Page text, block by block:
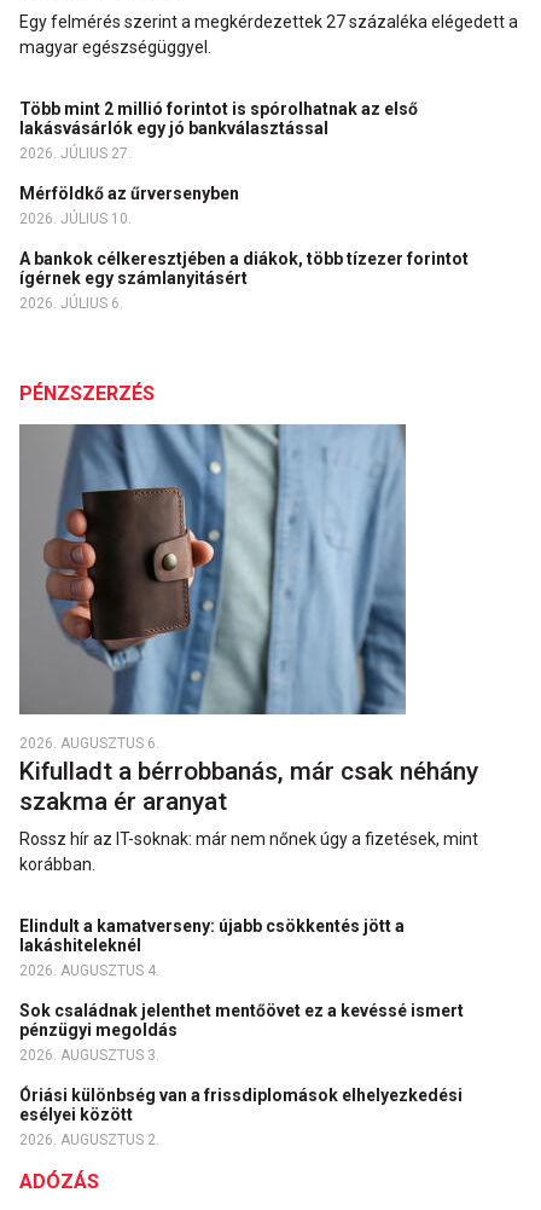
Egy felmérés szerint a megkérdezettek 27 százaléka elégedett a
magyar egészségüggyel.
Több mint 2 millió forintot is spórolhatnak az első
lakásvásárlók egy jó bankválasztással
2026. JÚLIUS 27.
Mérföldkő az űrversenyben
2026. JÚLIUS 10.
A bankok célkeresztjében a diákok, több tízezer forintot
ígérnek egy számlanyitásért
2026. JÚLIUS 6.
PÉNZSZERZÉS
2026. AUGUSZTUS 6.
Kifulladt a bérrobbanás, már csak néhány
szakma ér aranyat
Rossz hír az IT-soknak: már nem nőnek úgy a fizetések, mint
korábban.
Elindult a kamatverseny: újabb csökkentés jött a
lakáshiteleknél
2026. AUGUSZTUS 4.
Sok családnak jelenthet mentőövet ez a kevéssé ismert
pénzügyi megoldás
2026. AUGUSZTUS 3.
Óriási különbség van a frissdiplomások elhelyezkedési
esélyei között
2026. AUGUSZTUS 2.
ADÓZÁS